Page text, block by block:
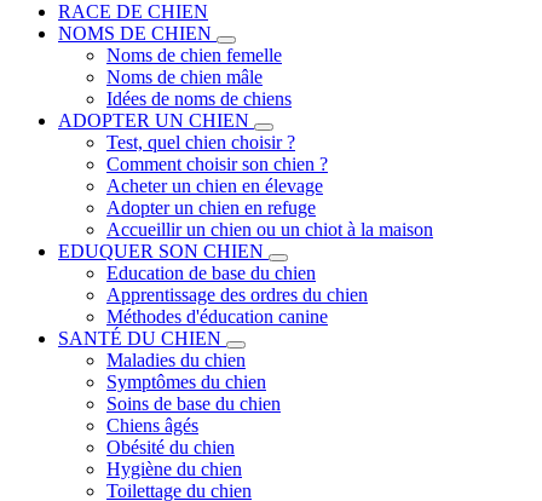
RACE DE CHIEN
NOMS DE CHIEN
Noms de chien femelle
Noms de chien mâle
Idées de noms de chiens
ADOPTER UN CHIEN
Test, quel chien choisir ?
Comment choisir son chien ?
Acheter un chien en élevage
Adopter un chien en refuge
Accueillir un chien ou un chiot à la maison
EDUQUER SON CHIEN
Education de base du chien
Apprentissage des ordres du chien
Méthodes d'éducation canine
SANTÉ DU CHIEN
Maladies du chien
Symptômes du chien
Soins de base du chien
Chiens âgés
Obésité du chien
Hygiène du chien
Toilettage du chien